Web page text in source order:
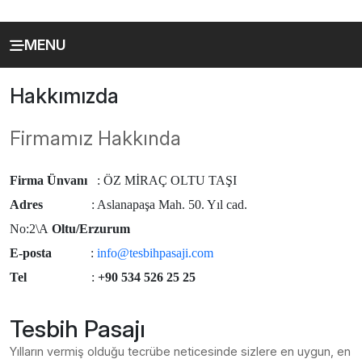
MENU
Hakkımızda
Firmamız Hakkında
Firma Ünvanı : ÖZ MİRAÇ OLTU TAŞI
Adres : Aslanapaşa Mah. 50. Yıl cad.
No:2\A Oltu/Erzurum
E-posta : info@tesbihpasaji.com
Tel : +90 534 526 25 25
Tesbih Pasajı
Yılların vermiş olduğu tecrübe neticesinde sizlere en uygun, en